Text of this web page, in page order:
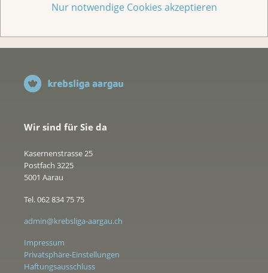
Nur notwendige Cookies akzeptieren
Wir sind für Sie da
Kasernenstrasse 25
Postfach 3225
5001 Aarau
Tel. 062 834 75 75
admin@krebsliga-aargau.ch
Impressum
Privatsphäre-Einstellungen
Haftungsausschluss